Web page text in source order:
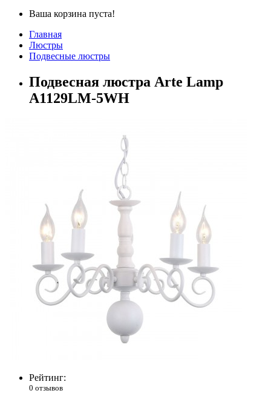
Ваша корзина пуста!
Главная
Люстры
Подвесные люстры
Подвесная люстра Arte Lamp
A1129LM-5WH
Рейтинг:
0 отзывов